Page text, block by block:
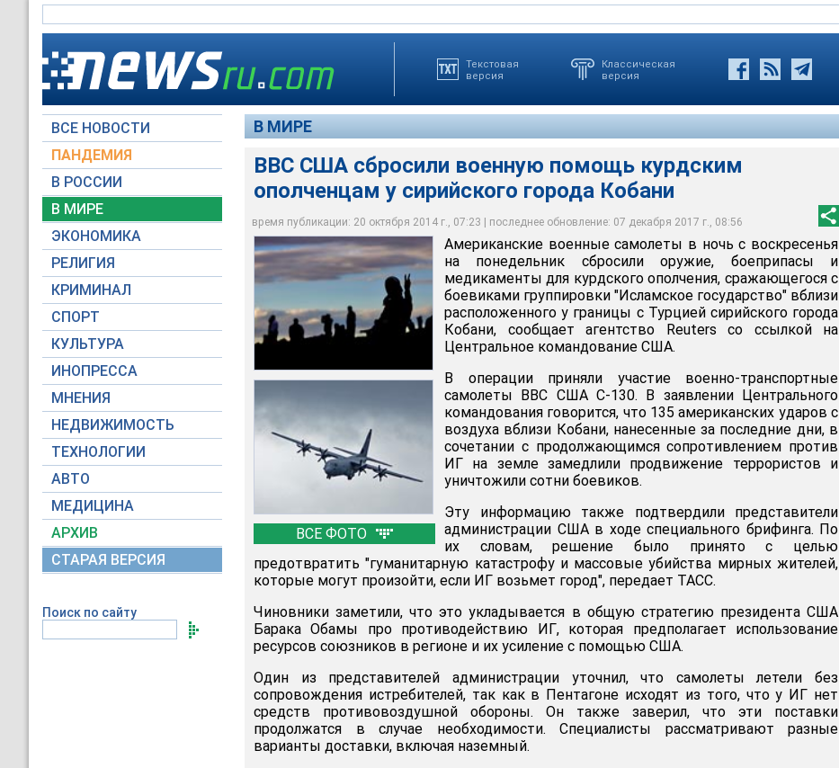
Текстовая
версия
Классическая
версия
ВСЕ НОВОСТИ
ПАНДЕМИЯ
В РОССИИ
В МИРЕ
ЭКОНОМИКА
РЕЛИГИЯ
КРИМИНАЛ
СПОРТ
КУЛЬТУРА
ИНОПРЕССА
МНЕНИЯ
НЕДВИЖИМОСТЬ
ТЕХНОЛОГИИ
АВТО
МЕДИЦИНА
АРХИВ
СТАРАЯ ВЕРСИЯ
Поиск по сайту
В МИРЕ
ВВС США сбросили военную помощь курдским
ополченцам у сирийского города Кобани
время публикации: 20 октября 2014 г., 07:23 | последнее обновление: 07 декабря 2017 г., 08:56
ВСЕ ФОТО
Американский военный самолет в ночь с воскресенья на понедельник сбросил
оружие, боеприпасы и медикаменты для курдского ополчения, сражающегося с
боевиками группировки "Исламское государство" вблизи сирийского города Кобани
Reuters
В операции принял участие военно-транспортный самолет ВВС США C-130
Global Look Press
Курдские ополченцы уже в течение почти месяца держат оборону Кобани. По
данным СМИ, с начала наступления "ИГ" на город погибли уже более 650 человек
Reuters
Американские военные самолеты в ночь с воскресенья
на понедельник сбросили оружие, боеприпасы и
медикаменты для курдского ополчения, сражающегося с
боевиками группировки "Исламское государство" вблизи
расположенного у границы с Турцией сирийского города
Кобани, сообщает агентство Reuters со ссылкой на
Центральное командование США.
В операции приняли участие военно-транспортные
самолеты ВВС США C-130. В заявлении Центрального
командования говорится, что 135 американских ударов с
воздуха вблизи Кобани, нанесенные за последние дни, в
сочетании с продолжающимся сопротивлением против
ИГ на земле замедлили продвижение террористов и
уничтожили сотни боевиков.
Эту информацию также подтвердили представители
администрации США в ходе специального брифинга. По
их словам, решение было принято с целью
предотвратить "гуманитарную катастрофу и массовые убийства мирных жителей,
которые могут произойти, если ИГ возьмет город", передает ТАСС.
Чиновники заметили, что это укладывается в общую стратегию президента США
Барака Обамы про противодействию ИГ, которая предполагает использование
ресурсов союзников в регионе и их усиление с помощью США.
Один из представителей администрации уточнил, что самолеты летели без
сопровождения истребителей, так как в Пентагоне исходят из того, что у ИГ нет
средств противовоздушной обороны. Он также заверил, что эти поставки
продолжатся в случае необходимости. Специалисты рассматривают разные
варианты доставки, включая наземный.